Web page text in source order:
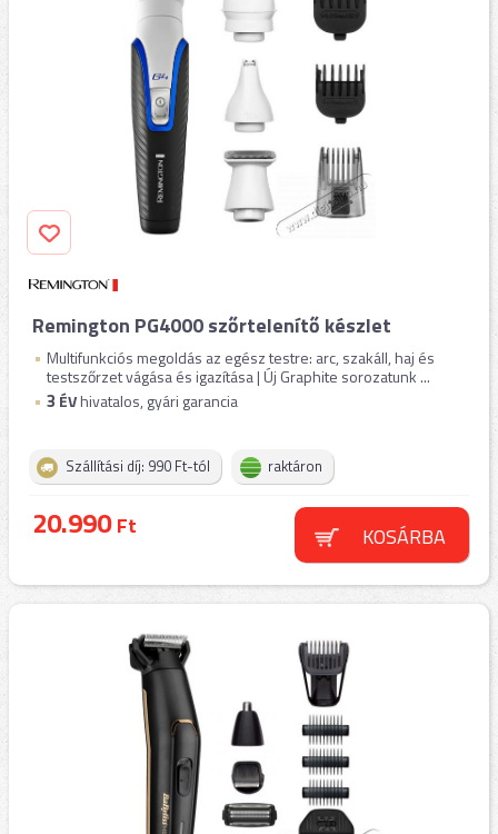
Remington PG4000 szőrtelenítő készlet
Multifunkciós megoldás az egész testre: arc, szakáll, haj és
testszőrzet vágása és igazítása | Új Graphite sorozatunk ...
3 ÉVhivatalos, gyári garancia
Szállítási díj: 990 Ft-tól raktáron
20.990Ft KOSÁRBA